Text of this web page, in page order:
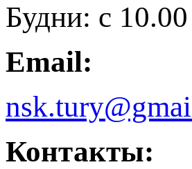
Будни: с
Email:
Контакты: